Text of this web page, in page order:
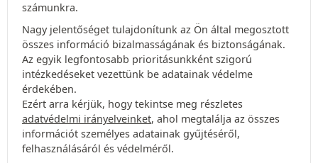
számunkra.
Nagy jelentőséget tulajdonítunk az Ön által megosztott
összes információ bizalmasságának és biztonságának.
Az egyik legfontosabb prioritásunkként szigorú
intézkedéseket vezettünk be adatainak védelme
érdekében.
Ezért arra kérjük, hogy tekintse meg részletes
adatvédelmi irányelveinket, ahol megtalálja az összes
információt személyes adatainak gyűjtéséről,
felhasználásáról és védelméről.